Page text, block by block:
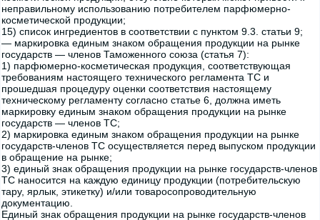
неправильному использованию потребителем парфюмерно-
косметической продукции;
15) список ингредиентов в соответствии с пунктом 9.3. статьи 9;
— маркировка единым знаком обращения продукции на рынке
государств — членов Таможенного союза (статья 7):
1) парфюмерно-косметическая продукция, соответствующая
требованиям настоящего технического регламента ТС и
прошедшая процедуру оценки соответствия настоящему
техническому регламенту согласно статье 6, должна иметь
маркировку единым знаком обращения продукции на рынке
государств — членов ТС;
2) маркировка единым знаком обращения продукции на рынке
государств-членов ТС осуществляется перед выпуском продукции
в обращение на рынке;
3) единый знак обращения продукции на рынке государств-членов
ТС наносится на каждую единицу продукции (потребительскую
тару, ярлык, этикетку) и/или товаросопроводительную
документацию.
Единый знак обращения продукции на рынке государств-членов